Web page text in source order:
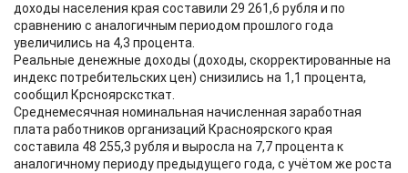
доходы населения края составили 29 261,6 рубля и по
сравнению с аналогичным периодом прошлого года
увеличились на 4,3 процента.
Реальные денежные доходы (доходы, скорректированные на
индекс потребительских цен) снизились на 1,1 процента,
сообщил Крсноярсксткат.
Среднемесячная номинальная начисленная заработная
плата работников организаций Красноярского края
составила 48 255,3 рубля и выросла на 7,7 процента к
аналогичному периоду предыдущего года, с учётом же роста